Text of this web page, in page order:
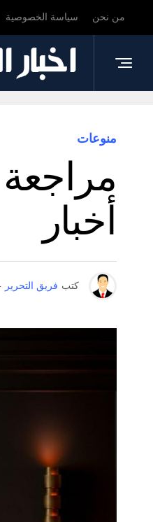
من نحن سياسة الخصوصية
منوعات
أخبار
كتب فريق التحرير